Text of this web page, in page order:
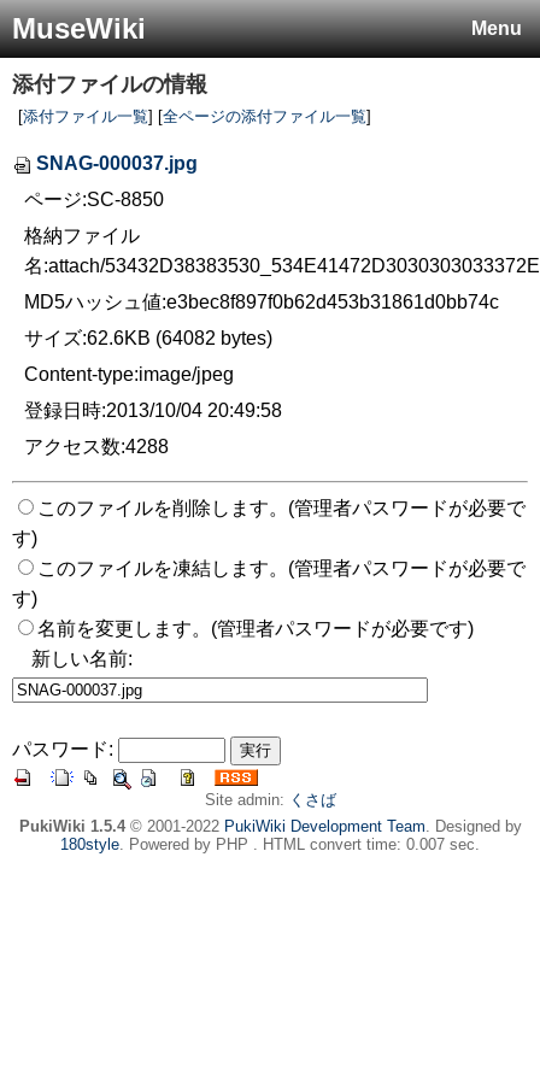
Menu
MuseWiki
添付ファイルの情報
[添付ファイル一覧] [全ページの添付ファイル一覧]
SNAG-000037.jpg
ページ:SC-8850
格納ファイル
名:attach/
MD5ハッシュ値:e3bec8f897f0b62d453b31861d0bb74c
サイズ:62.6KB (64082 bytes)
Content-type:image/jpeg
登録日時:2013/10/04 20:49:58
アクセス数:4288
このファイルを削除します。(管理者パスワードが必要で
す)
このファイルを凍結します。(管理者パスワードが必要で
す)
名前を変更します。(管理者パスワードが必要です)
新しい名前:
パスワード:
Site admin: くさば
PukiWiki 1.5.4© 2001-2022 PukiWiki Development Team. Designed by
180style. Powered by PHP . HTML convert time: 0.007 sec.